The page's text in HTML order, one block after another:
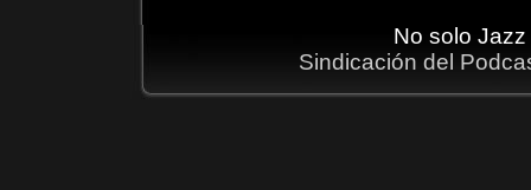
No solo
Sindicación del